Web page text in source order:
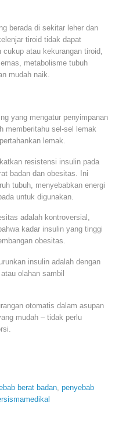
berada di sekitar leher dan
tiroid tidak dapat
atau kekurangan tiroid,
metabolisme tubuh
mudah naik.
yang mengatur penyimpanan
memberitahu sel-sel lemak
lemak.
resistensi insulin pada
badan dan obesitas. Ini
tubuh, menyebabkan energi
untuk digunakan.
adalah kontroversial,
kadar insulin yang tinggi
obesitas.
insulin adalah dengan
olahan sambil
otomatis dalam asupan
mudah – tidak perlu
berat badan, penyebab